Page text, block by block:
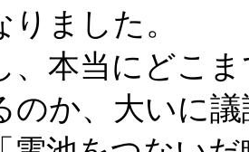
りました。
、本当にどこ
のか、大いに